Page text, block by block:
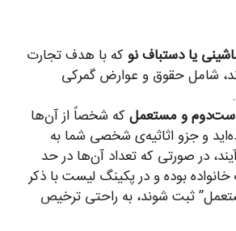
یا دستباف نو که با هدف تجارت
شامل حقوق و عوارض گمرکی
و مستعمل که شخصاً از آن‌ها
و جزو اثاثیه‌ی شخصی شما به
در صورتی که تعداد آن‌ها در حد
بوده و در پکینگ لیست با ذکر
ثبت شوند، به راحتی ترخیص